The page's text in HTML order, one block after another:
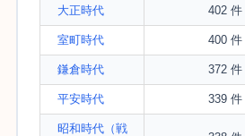
大正時代 402 件
室町時代 400 件
鎌倉時代 372 件
平安時代 339 件
昭和時代（戦